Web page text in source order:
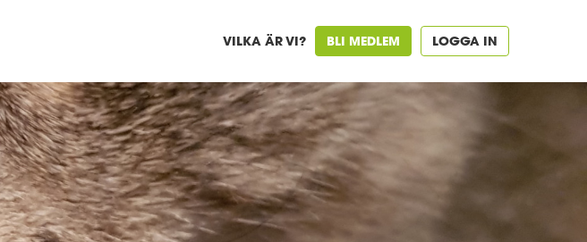
VILKA ÄR VI? BLI MEDLEM LOGGA IN